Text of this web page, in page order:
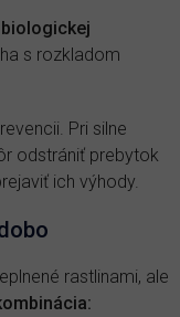
s rozkladom
Pri silne
odstrániť prebytok
ich výhody.
rastlinami, ale